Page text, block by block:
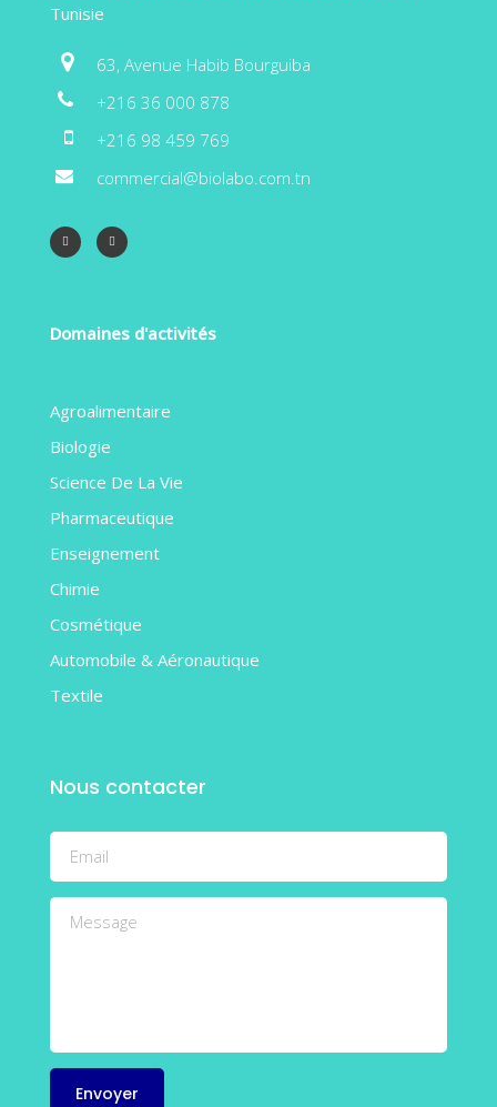
Tunisie
63, Avenue Habib Bourguiba
+216 36 000 878
+216 98 459 769
commercial@biolabo.com.tn
Domaines d'activités
Agroalimentaire
Biologie
Science De La Vie
Pharmaceutique
Enseignement
Chimie
Cosmétique
Automobile & Aéronautique
Textile
Nous contacter